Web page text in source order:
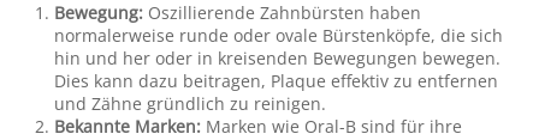
Bewegung: Oszillierende Zahnbürsten haben
normalerweise runde oder ovale Bürstenköpfe, die sich
hin und her oder in kreisenden Bewegungen bewegen.
Dies kann dazu beitragen, Plaque effektiv zu entfernen
und Zähne gründlich zu reinigen.
Bekannte Marken: Marken wie Oral-B sind für ihre